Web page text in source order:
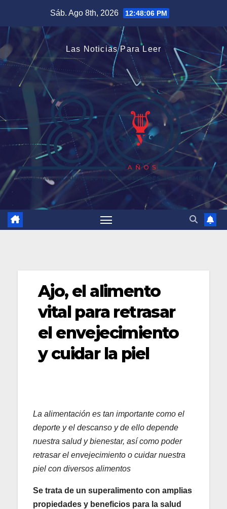
contenido
Sáb. Ago 8th, 2026 12:48:06 PM
Las Noticias Para Leer
Ajo, el alimento
vital para retrasar
el envejecimiento
y cuidar la piel
La alimentación es tan importante como el
deporte y el descanso y de ello depende
nuestra salud y bienestar, así como poder
retrasar el envejecimiento o cuidar nuestra
piel con diversos alimentos
Se trata de un superalimento con amplias
propiedades y beneficios para la salud